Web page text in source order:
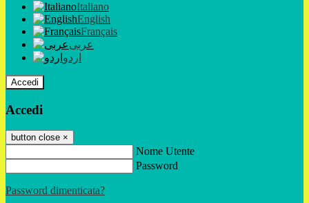
Italiano
English
Français
عربى
اردو
Accedi
Accedi
button close ×
Nome Utente
Password
Password dimenticata?